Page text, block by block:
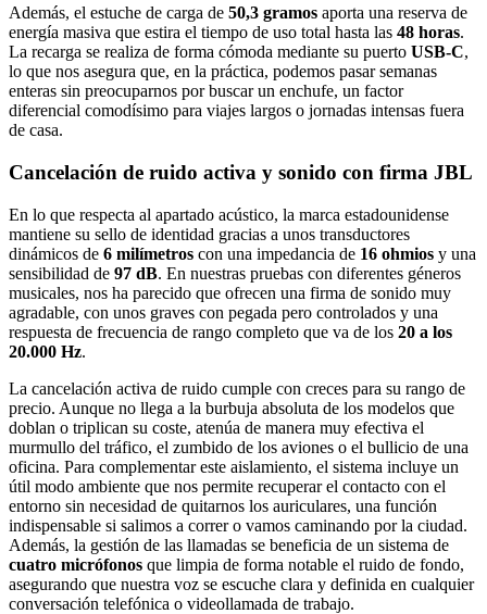
Además, el estuche de carga de 50,3 gramos aporta una reserva de
energía masiva que estira el tiempo de uso total hasta las 48 horas.
La recarga se realiza de forma cómoda mediante su puerto USB-C,
lo que nos asegura que, en la práctica, podemos pasar semanas
enteras sin preocuparnos por buscar un enchufe, un factor
diferencial comodísimo para viajes largos o jornadas intensas fuera
de casa.
Cancelación de ruido activa y sonido con firma JBL
En lo que respecta al apartado acústico, la marca estadounidense
mantiene su sello de identidad gracias a unos transductores
dinámicos de 6 milímetros con una impedancia de 16 ohmios y una
sensibilidad de 97 dB. En nuestras pruebas con diferentes géneros
musicales, nos ha parecido que ofrecen una firma de sonido muy
agradable, con unos graves con pegada pero controlados y una
respuesta de frecuencia de rango completo que va de los 20 a los
20.000 Hz.
La cancelación activa de ruido cumple con creces para su rango de
precio. Aunque no llega a la burbuja absoluta de los modelos que
doblan o triplican su coste, atenúa de manera muy efectiva el
murmullo del tráfico, el zumbido de los aviones o el bullicio de una
oficina. Para complementar este aislamiento, el sistema incluye un
útil modo ambiente que nos permite recuperar el contacto con el
entorno sin necesidad de quitarnos los auriculares, una función
indispensable si salimos a correr o vamos caminando por la ciudad.
Además, la gestión de las llamadas se beneficia de un sistema de
cuatro micrófonos que limpia de forma notable el ruido de fondo,
asegurando que nuestra voz se escuche clara y definida en cualquier
conversación telefónica o videollamada de trabajo.